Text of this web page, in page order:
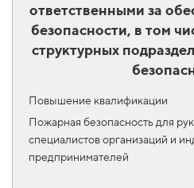
ответственными за
безопасности, в том
структурных
Повышение квалификации
Пожарная безопасность для
специалистов организаций и
предпринимателей